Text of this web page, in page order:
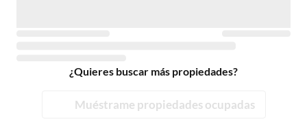
¿Quieres buscar más propiedades?
Muéstrame propiedades ocupadas